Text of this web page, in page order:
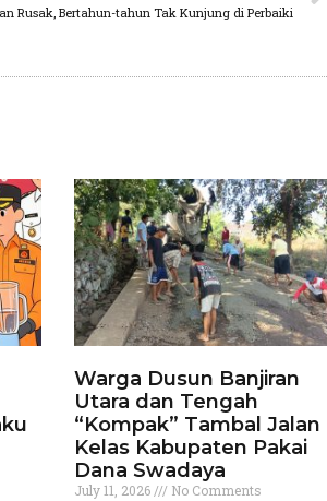
Rusak, Bertahun-tahun Tak Kunjung di Perbaiki
Warga Dusun Banjiran
Utara dan Tengah
“Kompak” Tambal Jalan
Kelas Kabupaten Pakai
Dana Swadaya
July 11, 2026 No Comments